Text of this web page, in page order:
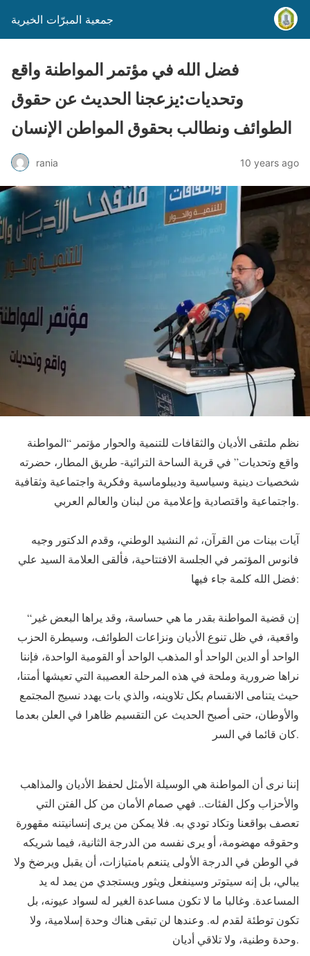
جمعية المبرّات الخيرية
فضل الله في مؤتمر المواطنة واقع
وتحديات:يزعجنا الحديث عن حقوق
الطوائف ونطالب بحقوق المواطن الإنسان
rania 10 years ago
نظم ملتقى الأديان والثقافات للتنمية والحوار مؤتمر “المواطنة
واقع وتحديات” في قرية الساحة التراثية- طريق المطار، حضرته
شخصيات دينية وسياسية وديبلوماسية وفكرية واجتماعية وثقافية
واجتماعية واقتصادية وإعلامية من لبنان والعالم العربي.
آيات بينات من القرآن، ثم النشيد الوطني، وقدم الدكتور وجيه
فانوس المؤتمر في الجلسة الافتتاحية، فألقى العلامة السيد علي
فضل الله كلمة جاء فيها:
“إن قضية المواطنة بقدر ما هي حساسة، وقد يراها البعض غير
واقعية، في ظل تنوع الأديان ونزاعات الطوائف، وسيطرة الحزب
الواحد أو الدين الواحد أو المذهب الواحد أو القومية الواحدة، فإننا
نراها ضرورية وملحة في هذه المرحلة العصيبة التي تعيشها أمتنا،
حيث يتنامى الانقسام بكل تلاوينه، والذي بات يهدد نسيج المجتمع
والأوطان، حتى أصبح الحديث عن التقسيم ظاهرا في العلن بعدما
كان قائما في السر.
إننا نرى أن المواطنة هي الوسيلة الأمثل لحفظ الأديان والمذاهب
والأحزاب وكل الفئات.. فهي صمام الأمان من كل الفتن التي
تعصف بواقعنا وتكاد تودي به. فلا يمكن من يرى إنسانيتنه مقهورة
وحقوقه مهضومة، أو يرى نفسه من الدرجة الثانية، فيما شريكه
في الوطن في الدرجة الأولى يتنعم بامتيازات، أن يقبل ويرضخ ولا
يبالي، بل إنه سيتوتر وسينفعل ويثور ويستجدي من يمد له يد
المساعدة. وغالبا ما لا تكون مساعدة الغير له لسواد عيونه، بل
تكون توطئة لقدم له. وعندها لن تبقى هناك وحدة إسلامية، ولا
وحدة وطنية، ولا تلاقي أديان.